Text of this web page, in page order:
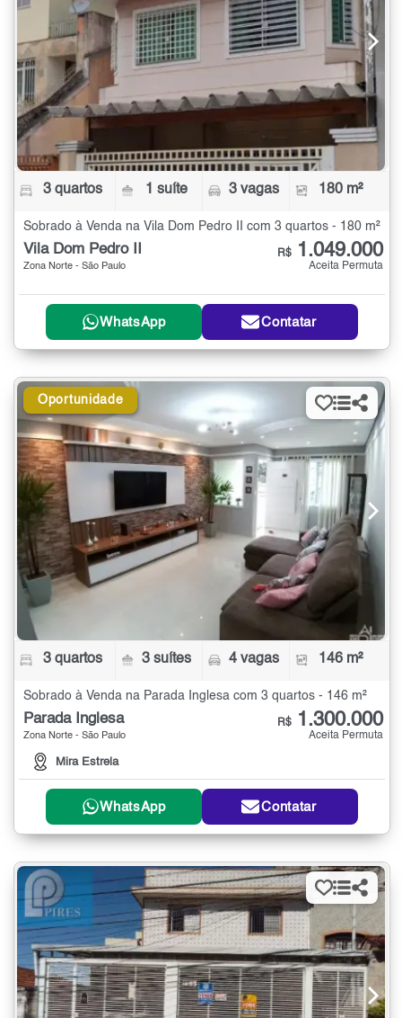
3 quartos 1 suíte 3 vagas 180 m²
Sobrado à Venda na Vila Dom Pedro II com 3 quartos - 180 m²
Vila Dom Pedro II
Zona Norte - São Paulo
R$ 1.049.000
Aceita Permuta
WhatsApp Contatar
Oportunidade
3 quartos 3 suítes 4 vagas 146 m²
Sobrado à Venda na Parada Inglesa com 3 quartos - 146 m²
Parada Inglesa
Zona Norte - São Paulo
Mira Estrela
R$ 1.300.000
Aceita Permuta
WhatsApp Contatar